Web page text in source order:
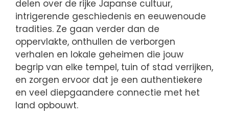
delen over de rijke Japanse cultuur,
intrigerende geschiedenis en eeuwenoude
tradities. Ze gaan verder dan de
oppervlakte, onthullen de verborgen
verhalen en lokale geheimen die jouw
begrip van elke tempel, tuin of stad verrijken,
en zorgen ervoor dat je een authentiekere
en veel diepgaandere connectie met het
land opbouwt.